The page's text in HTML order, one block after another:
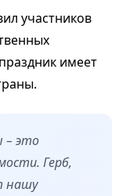
участников
имеет
– это
Герб,
нашу